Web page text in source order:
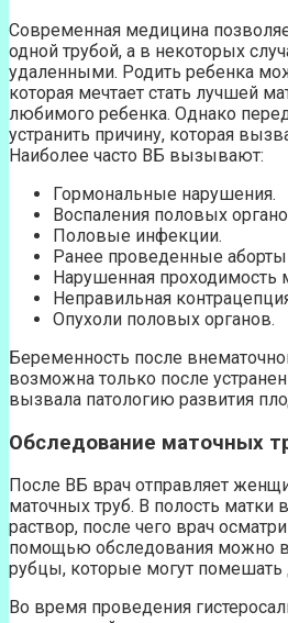
Современная медицина
одной трубой, а в некоторых
удаленными. Родить ребенка
которая мечтает стать лучшей
любимого ребенка. Однако
устранить причину, которая
Наиболее часто ВБ вызывают:
Гормональные нарушения.
Воспаления половых
Половые инфекции.
Ранее проведенные
Нарушенная проходимость
Неправильная
Опухоли половых органов.
Беременность после
возможна только после
вызвала патологию развития
Обследование маточных
После ВБ врач отправляет
маточных труб. В полость матки
раствор, после чего врач
помощью обследования можно
рубцы, которые могут
Во время проведения